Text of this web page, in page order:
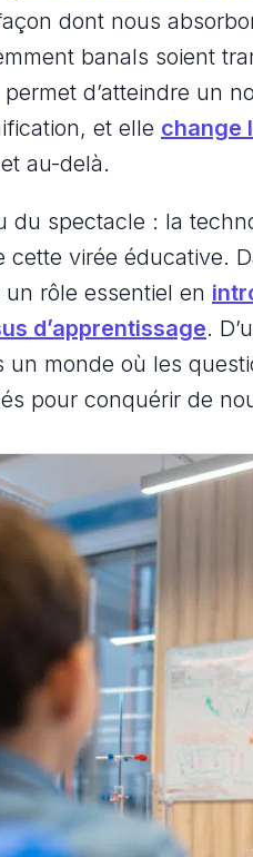
dont nous
banals soient
d’atteindre un
et elle change
au-delà.
du spectacle : la
cette virée éducative.
rôle essentiel en
d’apprentissage.
un monde où les
pour conquérir de